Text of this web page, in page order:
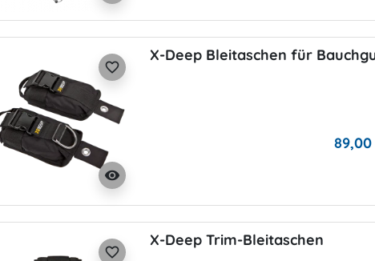
visibility
favorite_border
X-Deep Bleitaschen für
89,00
favorite_border
X-Deep Trim-Bleitaschen